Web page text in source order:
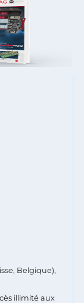
Belgique),
illimité aux